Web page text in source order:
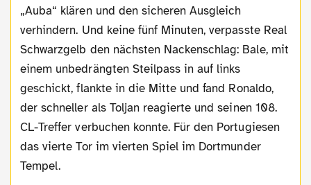
„Auba“ klären und den sicheren Ausgleich
verhindern. Und keine fünf Minuten, verpasste Real
Schwarzgelb den nächsten Nackenschlag: Bale, mit
einem unbedrängten Steilpass in auf links
geschickt, flankte in die Mitte und fand Ronaldo,
der schneller als Toljan reagierte und seinen 108.
CL-Treffer verbuchen konnte. Für den Portugiesen
das vierte Tor im vierten Spiel im Dortmunder
Tempel.